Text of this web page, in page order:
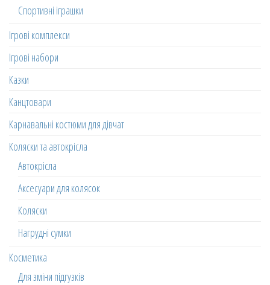
Спортивні іграшки
Ігрові комплекси
Ігрові набори
Казки
Канцтовари
Карнавальні костюми для дівчат
Коляски та автокрісла
Автокрісла
Аксесуари для колясок
Коляски
Нагрудні сумки
Косметика
Для зміни підгузків